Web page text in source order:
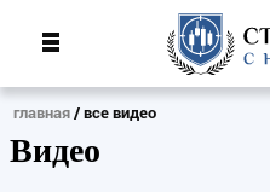
главная все видео
Видео